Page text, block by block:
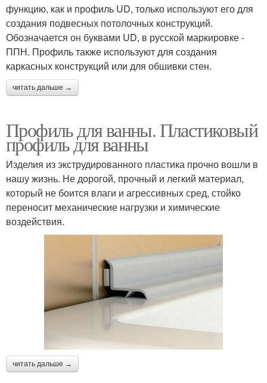
функцию, как и профиль UD, только используют его для
создания подвесных потолочных конструкций.
Обозначается он буквами UD, в русской маркировке -
ППН. Профиль также используют для создания
каркасных конструкций или для обшивки стен.
читать дальше →
Профиль для ванны. Пластиковый
профиль для ванны
Изделия из экструдированного пластика прочно вошли в
нашу жизнь. Не дорогой, прочный и легкий материал,
который не боится влаги и агрессивных сред, стойко
переносит механические нагрузки и химические
воздействия.
читать дальше →